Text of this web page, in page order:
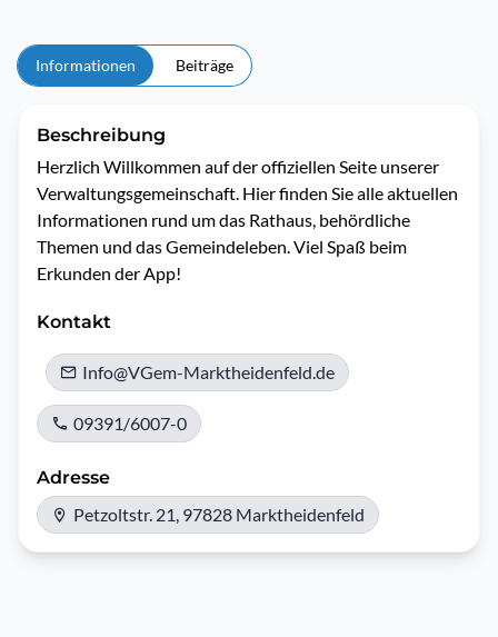
Informationen Beiträge
Beschreibung
Herzlich Willkommen auf der offiziellen Seite unserer
Verwaltungsgemeinschaft. Hier finden Sie alle aktuellen
Informationen rund um das Rathaus, behördliche
Themen und das Gemeindeleben. Viel Spaß beim
Erkunden der App!
Kontakt
Info@VGem-Marktheidenfeld.de
09391/6007-0
Adresse
Petzoltstr. 21, 97828 Marktheidenfeld